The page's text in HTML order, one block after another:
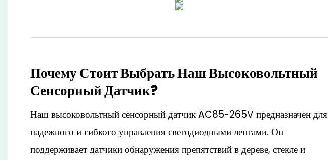
Почему Стоит Выбрать Наш Высоковольтный
Сенсорный Датчик?
Наш высоковольтный сенсорный датчик AC85-265V предназначен для
надежного и гибкого управления светодиодными лентами. Он
поддерживает датчики обнаружения препятствий в дереве, стекле и